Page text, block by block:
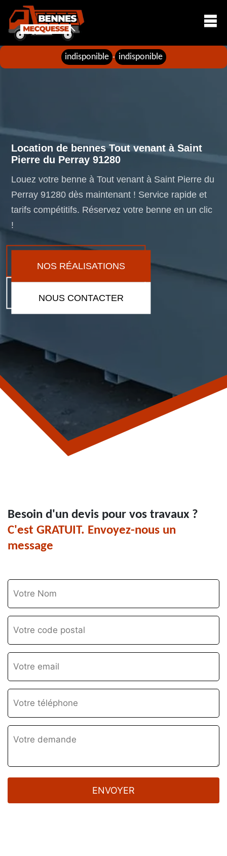
indisponible - indisponible
Location de bennes Tout venant à Saint
Pierre du Perray 91280
Louez votre benne à Tout venant à Saint Pierre du
Perray 91280 dès maintenant ! Service rapide et
tarifs compétitifs. Réservez votre benne en un clic
!
NOS RÉALISATIONS
NOUS CONTACTER
Besoin d'un devis pour vos travaux ?
C'est GRATUIT. Envoyez-nous un
message